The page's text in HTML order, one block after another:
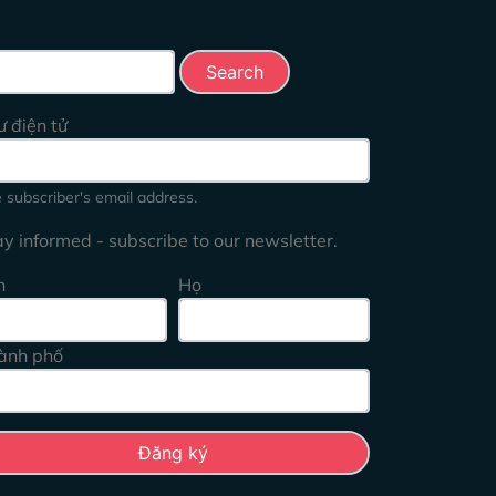
điện tử
subscriber's email address.
informed - subscribe to our newsletter.
Họ
phố